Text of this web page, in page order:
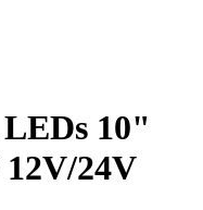
10"
24V